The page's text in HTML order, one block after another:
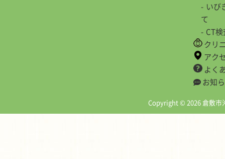
いび
て
CT
クリ
アク
よく
お知
Copyright © 2026 倉敷市